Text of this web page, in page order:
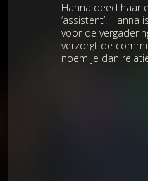
Hanna deed haar
‘assistent’.
voor de
verzorgt de
noem je dan